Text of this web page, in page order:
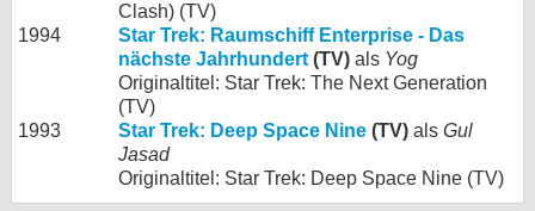
Clash) (TV)
1994
Star Trek: Raumschiff Enterprise - Das
nächste Jahrhundert (TV) als Yog
Originaltitel: Star Trek: The Next Generation
(TV)
1993
Star Trek: Deep Space Nine (TV) als Gul
Jasad
Originaltitel: Star Trek: Deep Space Nine (TV)